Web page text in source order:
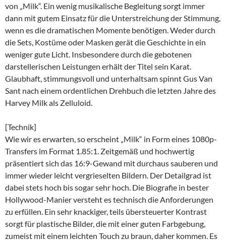
von „Milk“. Ein wenig musikalische Begleitung sorgt immer
dann mit gutem Einsatz für die Unterstreichung der Stimmung,
wenn es die dramatischen Momente benötigen. Weder durch
die Sets, Kostüme oder Masken gerät die Geschichte in ein
weniger gute Licht. Insbesondere durch die gebotenen
darstellerischen Leistungen erhält der Titel sein Karat.
Glaubhaft, stimmungsvoll und unterhaltsam spinnt Gus Van
Sant nach einem ordentlichen Drehbuch die letzten Jahre des
Harvey Milk als Zelluloid.
[Technik]
Wie wir es erwarten, so erscheint „Milk“ in Form eines 1080p-
Transfers im Format 1.85:1. Zeitgemäß und hochwertig
präsentiert sich das 16:9-Gewand mit durchaus sauberen und
immer wieder leicht vergrieselten Bildern. Der Detailgrad ist
dabei stets hoch bis sogar sehr hoch. Die Biografie in bester
Hollywood-Manier versteht es technisch die Anforderungen
zu erfüllen. Ein sehr knackiger, teils übersteuerter Kontrast
sorgt für plastische Bilder, die mit einer guten Farbgebung,
zumeist mit einem leichten Touch zu braun, daher kommen. Es